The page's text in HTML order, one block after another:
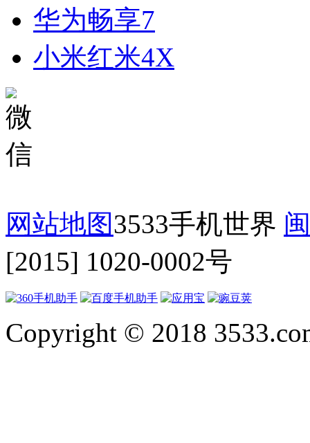
华为畅享7
小米红米4X
网站地图3533手机世界
[2015] 1020-0002号
Copyright © 2018